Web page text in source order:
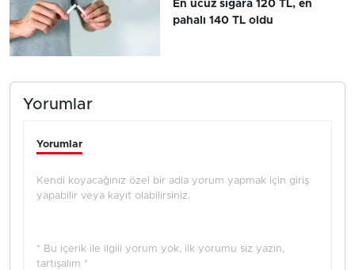
En ucuz sigara 120 TL, en
pahalı 140 TL oldu
Yorumlar
Yorumlar
Kendi koyacağınız özel bir adla yorum yapmak için giriş
yapabilir veya kayıt olabilirsiniz.
* Bu içerik ile ilgili yorum yok, ilk yorumu siz yazın,
tartışalım *